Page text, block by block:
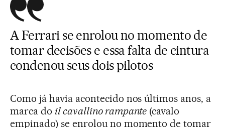
A Ferrari se enrolou no momento de
tomar decisões e essa falta de cintura
condenou seus dois pilotos
Como já havia acontecido nos últimos anos, a
marca do ilcavallino rampante (cavalo
empinado) se enrolou no momento de tomar